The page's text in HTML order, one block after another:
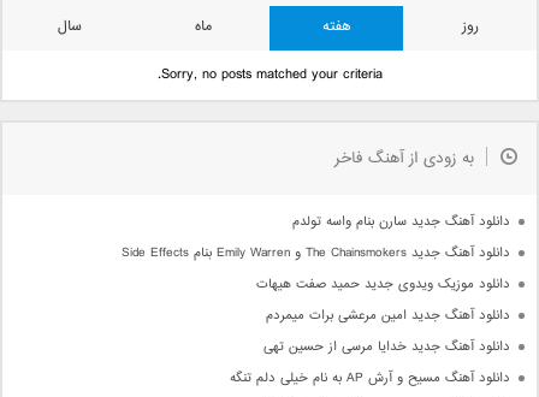
روز هفته ماه
سال
Sorry, no posts matched your criteria.
به زودی از آهنگ فاخر
دانلود آهنگ جدید سارن بنام واسه تولدم
دانلود آهنگ جدید The Chainsmokers و Emily Warren بنام Side Effects
دانلود موزیک ویدوی جدید حمید صفت هیهات
دانلود آهنگ جدید امین مرعشی برات میمردم
دانلود آهنگ جدید خدایا مرسی از حسین تهی
دانلود آهنگ مسیح و آرش AP به نام خیلی دلم تنگه